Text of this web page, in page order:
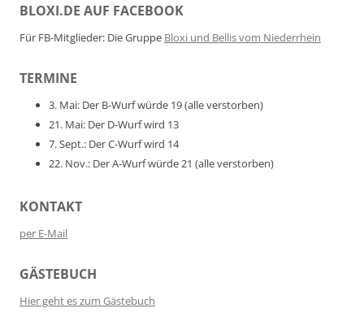
BLOXI.DE AUF FACEBOOK
Für FB-Mitglieder: Die Gruppe Bloxi und Bellis vom Niederrhein
TERMINE
3. Mai: Der B-Wurf würde 19 (alle verstorben)
21. Mai: Der D-Wurf wird 13
7. Sept.: Der C-Wurf wird 14
22. Nov.: Der A-Wurf würde 21 (alle verstorben)
KONTAKT
per E-Mail
GÄSTEBUCH
Hier geht es zum Gästebuch